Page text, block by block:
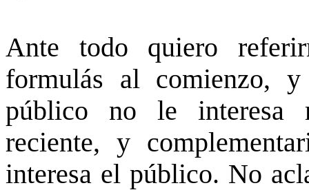
Ante todo quiero
formulás al comienzo,
público no le interesa
reciente, y
interesa el público. No